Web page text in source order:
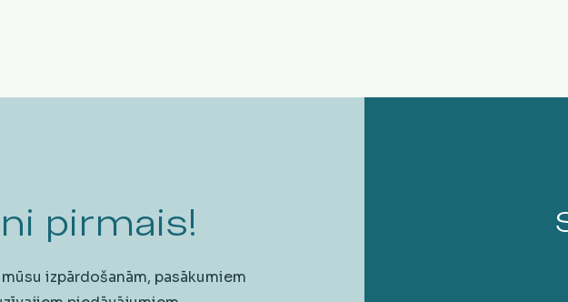
pirmais!
izpārdošanām, pasākumiem